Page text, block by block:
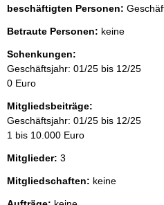
beschäftigten Personen:
Betraute Personen: keine
Schenkungen:
Geschäftsjahr: 01/25 bis 12/25
0 Euro
Mitgliedsbeiträge:
Geschäftsjahr: 01/25 bis 12/25
1 bis 10.000 Euro
Mitglieder: 3
Mitgliedschaften: keine